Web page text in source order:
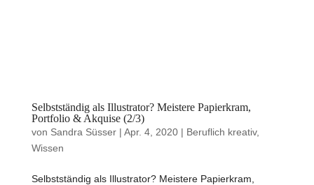
Selbstständig als Illustrator? Meistere Papierkram,
Portfolio & Akquise (2/3)
von Sandra Süsser| Apr. 4, 2020| Beruflich kreativ,
Wissen
Selbstständig als Illustrator? Meistere Papierkram,